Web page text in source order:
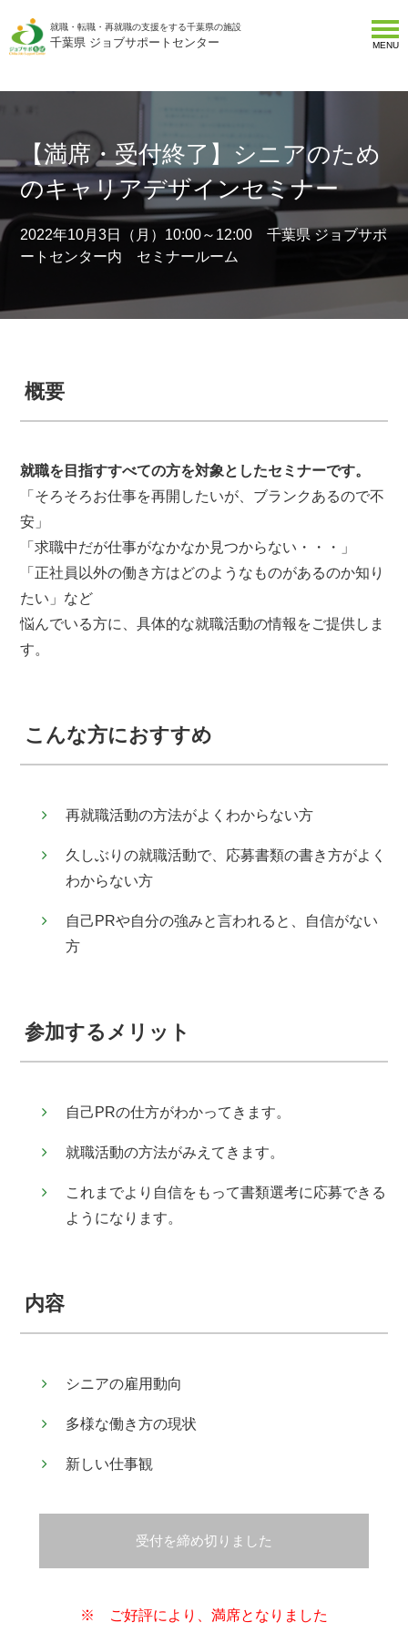
就職・転職・再就職の支援をする千葉県の施設
千葉県 ジョブサポートセンター MENU
【満席・受付終了】シニアのため
のキャリアデザインセミナー
2022年10月3日（月）10:00～12:00 千葉県 ジョブサポ
ートセンター内 セミナールーム
概要
就職を目指すすべての方を対象としたセミナーです。
「そろそろお仕事を再開したいが、ブランクあるので不
安」
「求職中だが仕事がなかなか見つからない・・・」
「正社員以外の働き方はどのようなものがあるのか知り
たい」など
悩んでいる方に、具体的な就職活動の情報をご提供しま
す。
こんな方におすすめ
再就職活動の方法がよくわからない方
久しぶりの就職活動で、応募書類の書き方がよく
わからない方
自己PRや自分の強みと言われると、自信がない
方
参加するメリット
自己PRの仕方がわかってきます。
就職活動の方法がみえてきます。
これまでより自信をもって書類選考に応募できる
ようになります。
内容
シニアの雇用動向
多様な働き方の現状
新しい仕事観
受付を締め切りました
※ ご好評により、満席となりました